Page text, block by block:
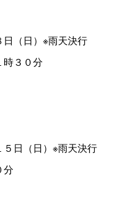
（日）※雨天決行
３０分
日（日）※雨天決行
分